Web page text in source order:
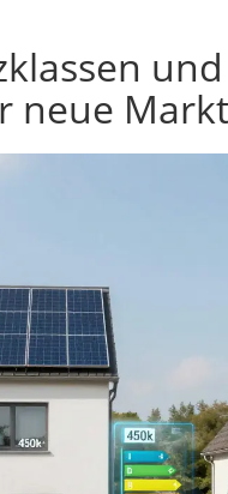
neue